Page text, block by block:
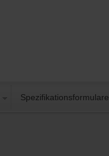
Spezifikationsformulare